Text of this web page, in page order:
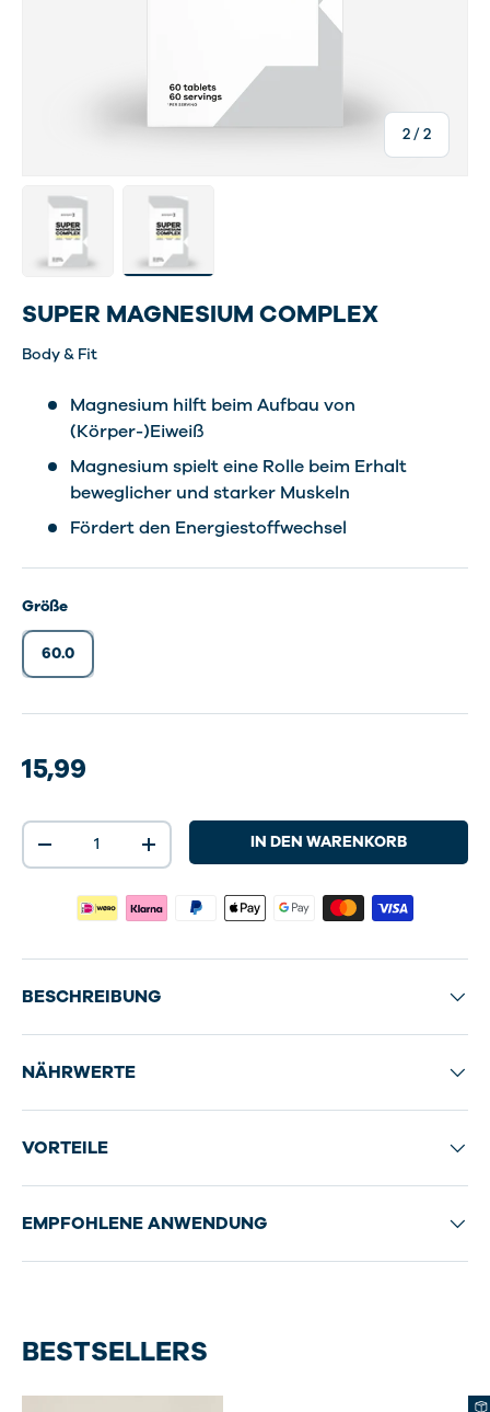
2/von
2
Bild 1 in Galerieansicht laden
Bild 2 in Galerieansicht laden
SUPER MAGNESIUM COMPLEX
Body & Fit
Magnesium hilft beim Aufbau von
(Körper-)Eiweiß
Magnesium spielt eine Rolle beim Erhalt
beweglicher und starker Muskeln
Fördert den Energiestoffwechsel
Größe
60.0
15,99
Anzahl
-
+ IN DEN WARENKORB
BESCHREIBUNG
NÄHRWERTE
VORTEILE
EMPFOHLENE ANWENDUNG
BESTSELLERS